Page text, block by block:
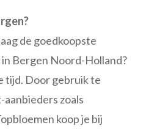
de goedkoopste
Bergen Noord-Holland?
tijd. Door gebruik te
aanbieders zoals
koop je bij